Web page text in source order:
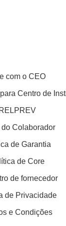
com o CEO
Centro de
RELPREV
do Colaborador
de Garantia
de Core
de fornecedor
de Privacidade
e Condições